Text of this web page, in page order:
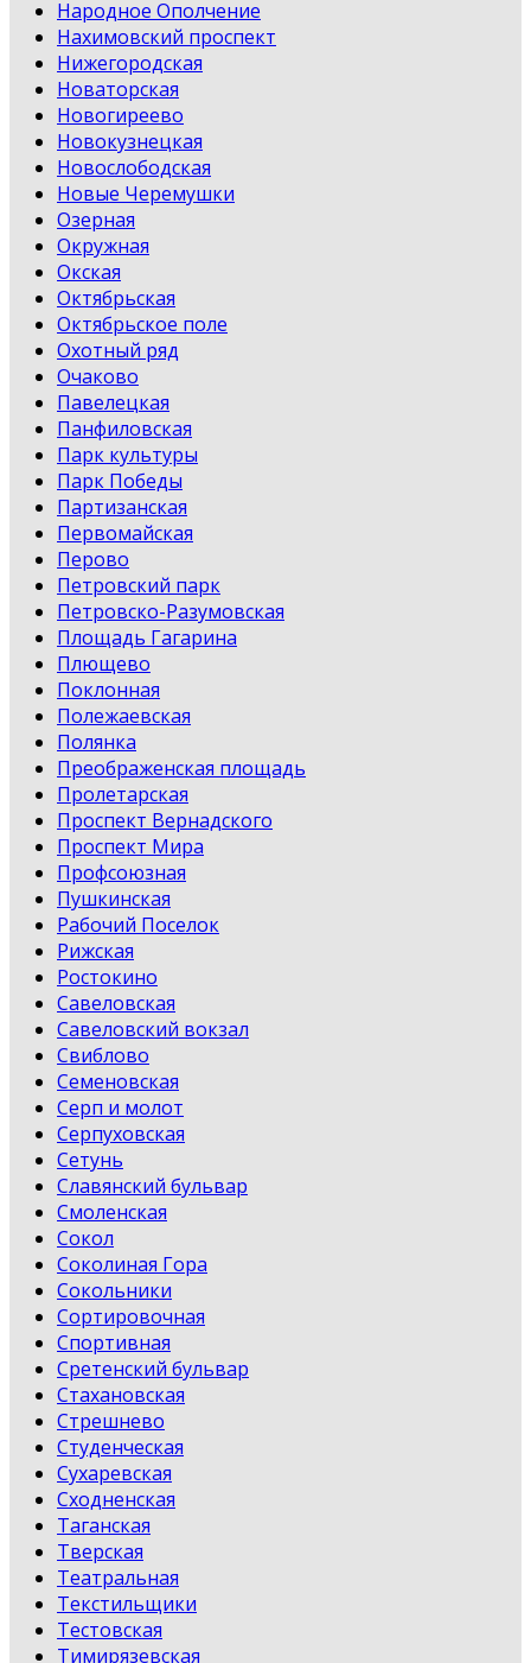
Народное Ополчение
Нахимовский проспект
Нижегородская
Новаторская
Новогиреево
Новокузнецкая
Новослободская
Новые Черемушки
Озерная
Окружная
Окская
Октябрьская
Октябрьское поле
Охотный ряд
Очаково
Павелецкая
Панфиловская
Парк культуры
Парк Победы
Партизанская
Первомайская
Перово
Петровский парк
Петровско-Разумовская
Площадь Гагарина
Плющево
Поклонная
Полежаевская
Полянка
Преображенская площадь
Пролетарская
Проспект Вернадского
Проспект Мира
Профсоюзная
Пушкинская
Рабочий Поселок
Рижская
Ростокино
Савеловская
Савеловский вокзал
Свиблово
Семеновская
Серп и молот
Серпуховская
Сетунь
Славянский бульвар
Смоленская
Сокол
Соколиная Гора
Сокольники
Сортировочная
Спортивная
Сретенский бульвар
Стахановская
Стрешнево
Студенческая
Сухаревская
Сходненская
Таганская
Тверская
Театральная
Текстильщики
Тестовская
Тимирязевская